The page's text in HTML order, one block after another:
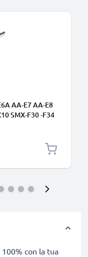
AA-E7 AA-E8
SMX-F30 -F34
DX100 batteria
di corrente
con la tua